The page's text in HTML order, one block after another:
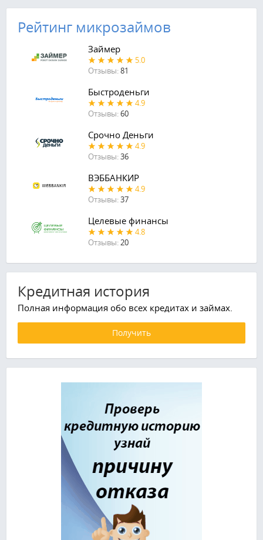
Рейтинг микрозаймов
Займер
5.0
Отзывы:81
Быстроденьги
4.9
Отзывы:60
Срочно Деньги
4.9
Отзывы:36
ВЭББАНКИР
4.9
Отзывы:37
Целевые финансы
4.8
Отзывы:20
Кредитная история
Полная информация обо всех кредитах и займах.
Получить